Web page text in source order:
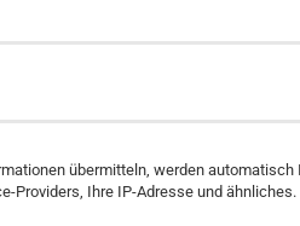
übermitteln, werden
Providers, Ihre IP-Adresse und ähnliches.